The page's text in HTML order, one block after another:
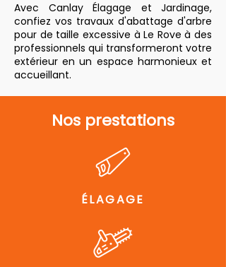
Avec Canlay Élagage et Jardinage,
confiez vos travaux d'abattage d'arbre
pour de taille excessive à Le Rove à des
professionnels qui transformeront votre
extérieur en un espace harmonieux et
accueillant.
Nos prestations
ÉLAGAGE